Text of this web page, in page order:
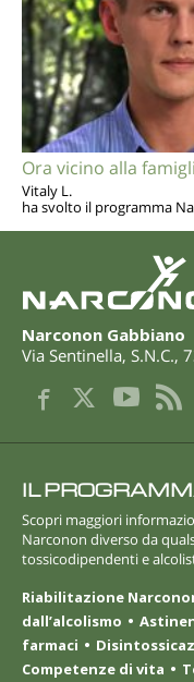
Ora vicino alla
Vitaly L.
ha svolto il programma
Narconon Gabbiano
Via Sentinella, S.N.C.,
IL
Scopri maggiori
Narconon diverso da
tossicodipendenti e
Riabilitazione
dall’alcolismo
farmaci
Competenze di vita